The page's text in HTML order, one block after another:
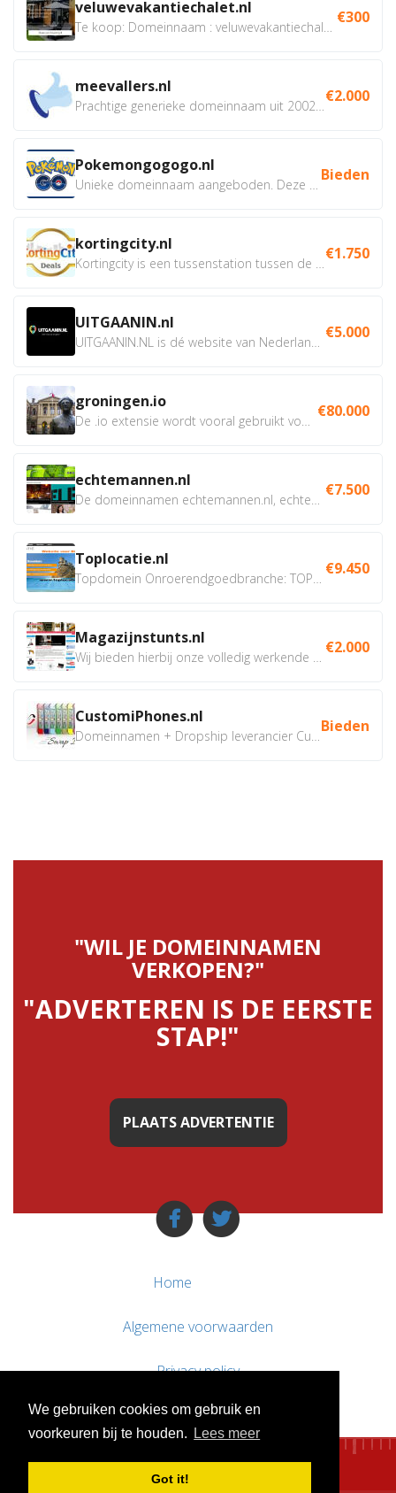
We gebruiken cookies om gebruik en
voorkeuren bij te houden.
Lees meer
Got it!
veluwevakantiechalet.nl €300
meevallers.nl €2.000
Pokemongogogo.nl Bieden
kortingcity.nl €1.750
UITGAANIN.nl €5.000
groningen.io €80.000
echtemannen.nl €7.500
Toplocatie.nl €9.450
Magazijnstunts.nl €2.000
CustomiPhones.nl Bieden
"WIL JE DOMEINNAMEN
VERKOPEN?"
"ADVERTEREN IS DE EERSTE
STAP!"
PLAATS ADVERTENTIE
Home
Algemene voorwaarden
Privacy policy
Contact / Support